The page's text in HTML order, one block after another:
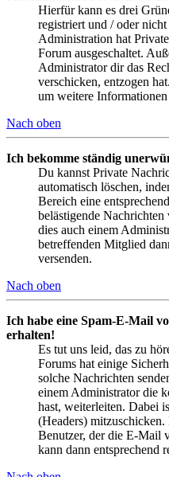
Hierfür kann es drei
registriert und / oder
Administration hat
Forum ausgeschaltet.
Administrator dir das
verschicken, entzogen
um weitere
Nach oben
Ich bekomme ständig
Du kannst Private
automatisch löschen,
Bereich eine
belästigende Nachrichten
dies auch einem
betreffenden Mitglied
versenden.
Nach oben
Ich habe eine Spam-E-Mail
erhalten!
Es tut uns leid, das zu
Forums hat einige
solche Nachrichten
einem Administrator die
hast, weiterleiten. Dabei
(Headers)
Benutzer, der die E-Mail
kann dann entsprechend